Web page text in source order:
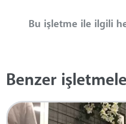
Bu işletme ile ilgili
Benzer